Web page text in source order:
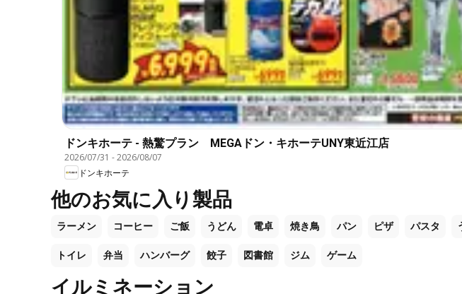
ドンキホーテ - 熱驚プラン MEGAドン・キホーテUNY東近江店
2026/07/31 -2026/08/07
ドンキホーテ
他のお気に入り製品
ラーメン コーヒー ご飯 うどん 電卓 焼き鳥 パン ピザ パスタ
トイレ 弁当 ハンバーグ 餃子 図書館 ジム ゲーム
イルミネーション